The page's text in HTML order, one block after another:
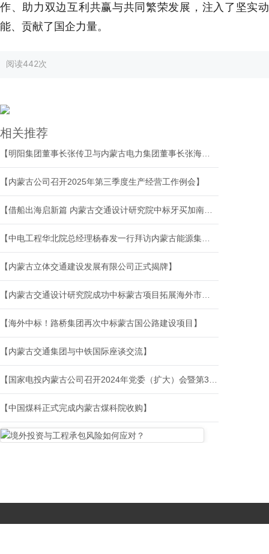
作、助力双边互利共赢与共同繁荣发展，注入了坚实动
能、贡献了国企力量。
阅读442次
相关推荐
【内蒙古公司召开2025年第三季度生产经营工作例会】
【内蒙古立体交通建设发展有限公司正式揭牌】
【海外中标！路桥集团再次中标蒙古国公路建设项目】
【内蒙古交通集团与中铁国际座谈交流】
【中国煤科正式完成内蒙古煤科院收购】